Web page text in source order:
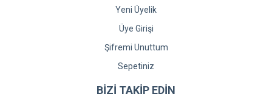
Yeni Üyelik
Üye Girişi
Şifremi Unuttum
Sepetiniz
BİZİ TAKİP EDİN